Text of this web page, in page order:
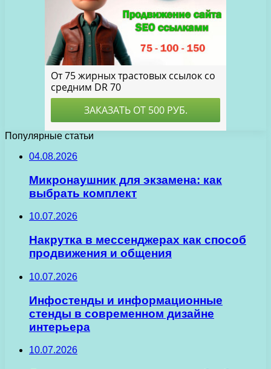
Популярные статьи
04.08.2026
Микронаушник для экзамена: как
выбрать комплект
10.07.2026
Накрутка в мессенджерах как способ
продвижения и общения
10.07.2026
Инфостенды и информационные
стенды в современном дизайне
интерьера
10.07.2026